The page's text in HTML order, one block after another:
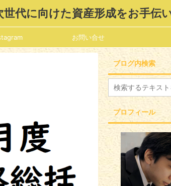
代に向けた資産形成をお手伝
お問い合せ
ブログ内検索
プロフィール